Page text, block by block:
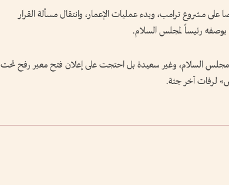
مشروع ترامب، وبدء عمليات الإعمار، وانتقال مسألة القرار
بوصفه رئيساً لمجلس السلام.
مجلس السلام، وغير سعيدة بل احتجت على إعلان فتح معبر رفح تحت
لرفات آخر جثة.